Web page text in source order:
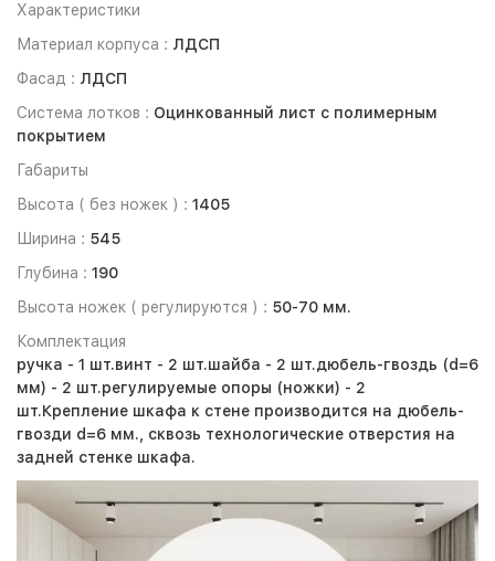
Характеристики
Материал корпуса : ЛДСП
Фасад : ЛДСП
Система лотков : Оцинкованный лист с полимерным
покрытием
Габариты
Высота ( без ножек ) : 1405
Ширина : 545
Глубина : 190
Высота ножек ( регулируются ) : 50-70 мм.
Комплектация
ручка - 1 шт.винт - 2 шт.шайба - 2 шт.дюбель-гвоздь (d=6
мм) - 2 шт.регулируемые опоры (ножки) - 2
шт.Крепление шкафа к стене производится на дюбель-
гвозди d=6 мм., сквозь технологические отверстия на
задней стенке шкафа.